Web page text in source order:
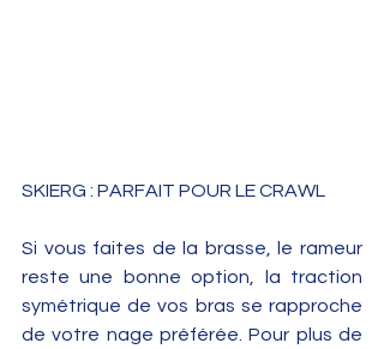
SKIERG : PARFAIT POUR LE CRAWL
Si vous faites de la brasse, le rameur
reste une bonne option, la traction
symétrique de vos bras se rapproche
de votre nage préférée. Pour plus de